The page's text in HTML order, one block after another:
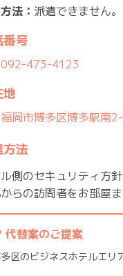
法： 派遣できません。
番号
092-473-4123
福岡市博多区博多駅南
方法
側のセキュリティ方針
らの訪問者をお部屋
代替案のご提案
区のビジネスホテルエリ